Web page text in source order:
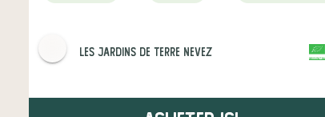
Les Jardins de Terre Nevez